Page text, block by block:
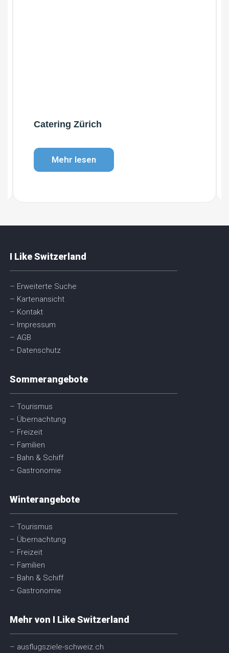
Catering Zürich
Mehr lesen
I Like Switzerland
– Erweiterte Suche
– Kartenansicht
– Kontakt
– Impressum
– AGB
– Datenschutz
Sommerangebote
– Tourismus
– Übernachtung
– Freizeit
– Familien
– Bahn & Schiff
– Gastronomie
Winterangebote
– Tourismus
– Übernachtung
– Freizeit
– Familien
– Bahn & Schiff
– Gastronomie
Mehr von I Like Switzerland
– ausflugsziele-schweiz.ch